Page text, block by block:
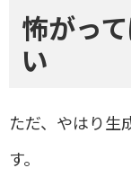
怖がっ
い
ただ、やはり生
す。